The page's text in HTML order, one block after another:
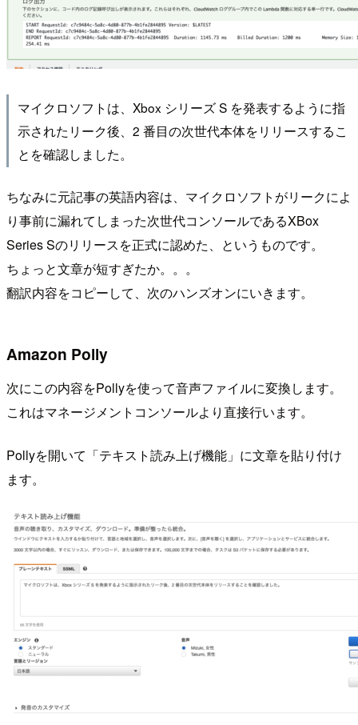
マイクロソフトは、Xbox シリーズ S を発表するように指
示されたリーク後、2 番目の次世代本体をリリースするこ
とを確認しました。
ちなみに元記事の英語内容は、マイクロソフトがリークによ
り事前に漏れてしまった次世代コンソールであるXBox
Series Sのリリースを正式に認めた、というものです。
ちょっと文章が短すぎたか。。。
翻訳内容をコピーして、次のハンズオンにいきます。
Amazon Polly
次にこの内容をPollyを使って音声ファイルに変換します。
これはマネージメントコンソールより直接行います。
Pollyを開いて「テキスト読み上げ機能」に文章を貼り付け
ます。